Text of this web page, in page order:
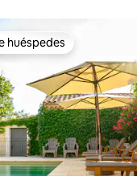
huéspedes más
huéspedes